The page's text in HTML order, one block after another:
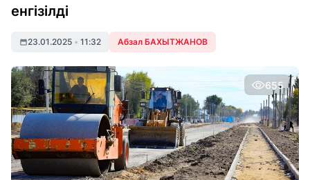
енгізілді
23.01.2025 • 11:32 Абзал БАХЫТЖАНОВ
655